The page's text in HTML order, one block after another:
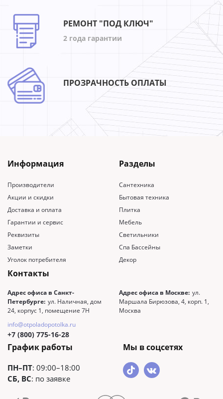
РЕМОНТ "ПОД КЛЮЧ"
2 года гарантии
ПРОЗРАЧНОСТЬ ОПЛАТЫ
Информация
Производители
Акции и скидки
Доставка и оплата
Гарантии и сервис
Реквизиты
Заметки
Уголок потребителя
Разделы
Сантехника
Бытовая техника
Плитка
Мебель
Светильники
Спа Бассейны
Декор
Контакты
Адрес офиса в Санкт-
Петербурге: ул. Наличная, дом
24, корпус 1, помещение 7Н
Адрес офиса в Москве: ул.
Маршала Бирюзова, 4, корп. 1,
Москва
info@otpoladopotolka.ru
+7 (800) 775-16-28
График работы
ПН–ПТ: 09:00–18:00
СБ, ВС: по заявке
Мы в соцсетях